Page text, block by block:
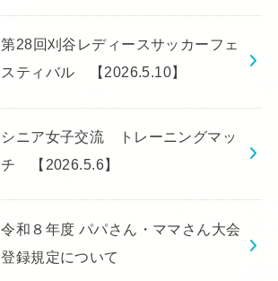
第28回刈谷レディースサッカーフェ
スティバル 【2026.5.10】
シニア女子交流 トレーニングマッ
チ 【2026.5.6】
令和８年度 パパさん・ママさん大会
登録規定について